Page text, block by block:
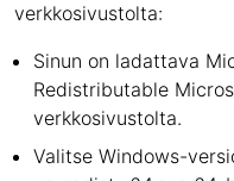
verkkosivustolta:
Sinun on ladattava
Redistributable
verkkosivustolta.
Valitse Windows-